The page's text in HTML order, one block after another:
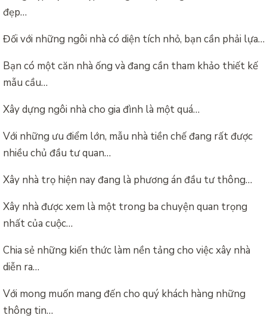
đẹp…
Đối với những ngôi nhà có diện tích nhỏ, bạn cần phải lựa…
Bạn có một căn nhà ống và đang cần tham khảo thiết kế
mẫu cầu…
Xây dựng ngôi nhà cho gia đình là một quá…
Với những ưu điểm lớn, mẫu nhà tiền chế đang rất được
nhiều chủ đầu tư quan…
Xây nhà trọ hiện nay đang là phương án đầu tư thông…
Xây nhà được xem là một trong ba chuyện quan trọng
nhất của cuộc…
Chia sẻ những kiến thức làm nền tảng cho việc xây nhà
diễn ra…
Với mong muốn mang đến cho quý khách hàng những
thông tin…